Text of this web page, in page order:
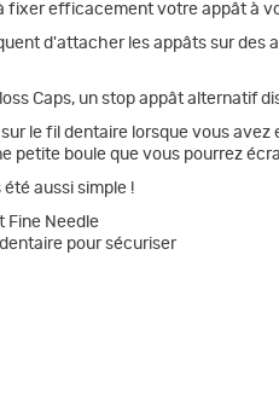
fixer efficacement votre appât à
d'attacher les appâts sur
Caps, un stop appât alternatif
le fil dentaire lorsque vous
petite boule que vous pourrez
aussi simple !
Fine Needle
pour sécuriser